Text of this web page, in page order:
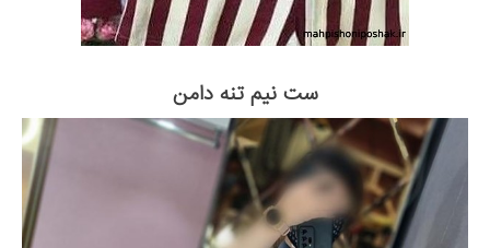
ست نیم تنه دامن